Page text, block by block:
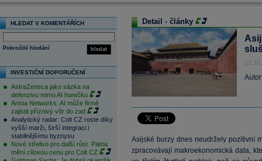
HLEDAT V KOMENTÁŘÍCH
hledat
Pokročilé hledání
INVESTIČNÍ DOPORUČENÍ
AstraZeneca jako sázka na
defenzivu mimo AI horečku
Arista Networks: AI může firmě
zajistit příznivý vítr do zad
Analytický radar: Colt CZ roste díky
vyšší marži, širší integraci i
stabilnějšímu byznysu
Nové střelivo pro další růst. Patria
mění cílovou cenu pro Colt CZ
Detail - články
Asijské burzy dnes neudržely pozitivní
zpracovávají makroekonomická data,